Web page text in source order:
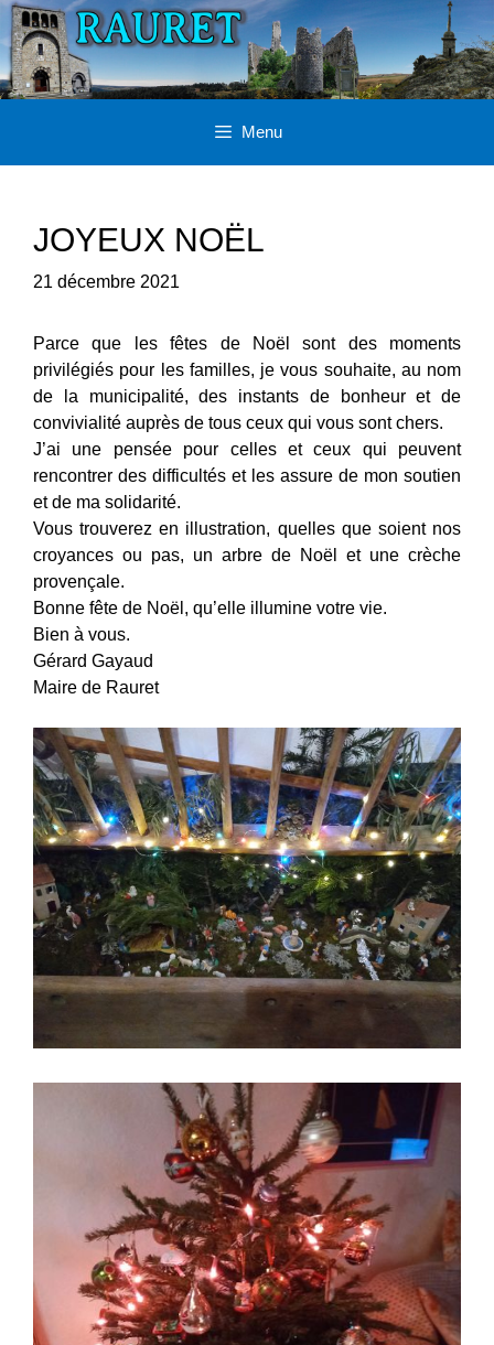
Aller
au
contenu
Menu
JOYEUX NOËL
21 décembre 2021
Parce que les fêtes de Noël sont des moments
privilégiés pour les familles, je vous souhaite, au nom
de la municipalité, des instants de bonheur et de
convivialité auprès de tous ceux qui vous sont chers.
J’ai une pensée pour celles et ceux qui peuvent
rencontrer des difficultés et les assure de mon soutien
et de ma solidarité.
Vous trouverez en illustration, quelles que soient nos
croyances ou pas, un arbre de Noël et une crèche
provençale.
Bonne fête de Noël, qu’elle illumine votre vie.
Bien à vous.
Gérard Gayaud
Maire de Rauret